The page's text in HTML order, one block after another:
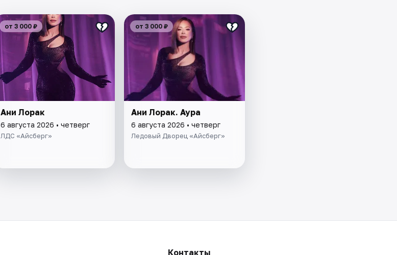
от 3 000 ₽
Ани Лорак
6 августа 2026 • четверг
ЛДС «Айсберг»
от 3 000 ₽
Ани Лорак. Аура
6 августа 2026 • четверг
Ледовый Дворец «Айсберг»
Контакты